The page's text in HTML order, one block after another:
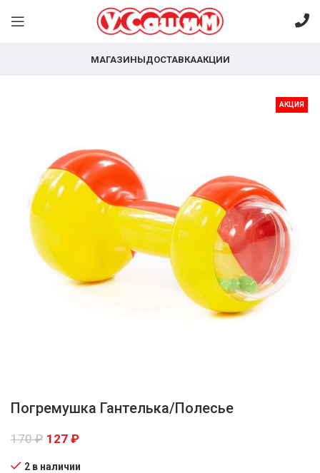
МАГАЗИНЫДОСТАВКААКЦИИ
АКЦИЯ
Погремушка Гантелька/Полесье
170₽ 127 ₽
2 в наличии